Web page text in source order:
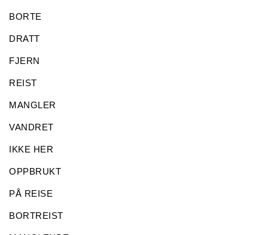
BORTE
DRATT
FJERN
REIST
MANGLER
VANDRET
IKKE HER
OPPBRUKT
PÅ REISE
BORTREIST